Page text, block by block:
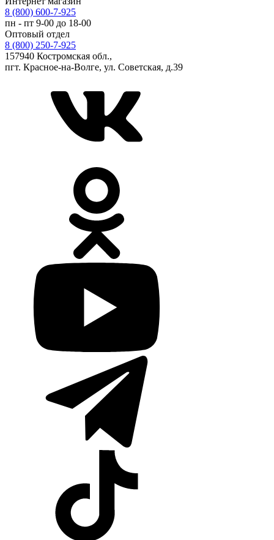
8 (800) 600-7-925
пн - пт 9-00 до 18-00
Оптовый отдел
8 (800) 250-7-925
157940 Костромская обл.,
пгт. Красное-на-Волге, ул. Советская, д.39